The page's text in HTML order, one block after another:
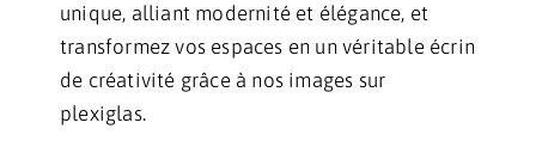
unique, alliant modernité et élégance, et
transformez vos espaces en un véritable écrin
de créativité grâce à nos images sur
plexiglas.